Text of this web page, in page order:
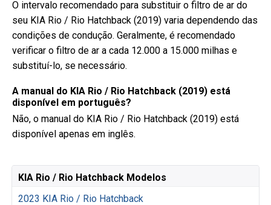
O intervalo recomendado para substituir o filtro de ar do
seu KIA Rio / Rio Hatchback (2019) varia dependendo das
condições de condução. Geralmente, é recomendado
verificar o filtro de ar a cada 12.000 a 15.000 milhas e
substituí-lo, se necessário.
A manual do KIA Rio / Rio Hatchback (2019) está
disponível em português?
Não, o manual do KIA Rio / Rio Hatchback (2019) está
disponível apenas em inglês.
KIA Rio / Rio Hatchback Modelos
2023 KIA Rio / Rio Hatchback